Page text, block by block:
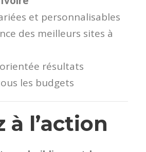
et personnalisables
des meilleurs sites à
résultats
les budgets
à l’action